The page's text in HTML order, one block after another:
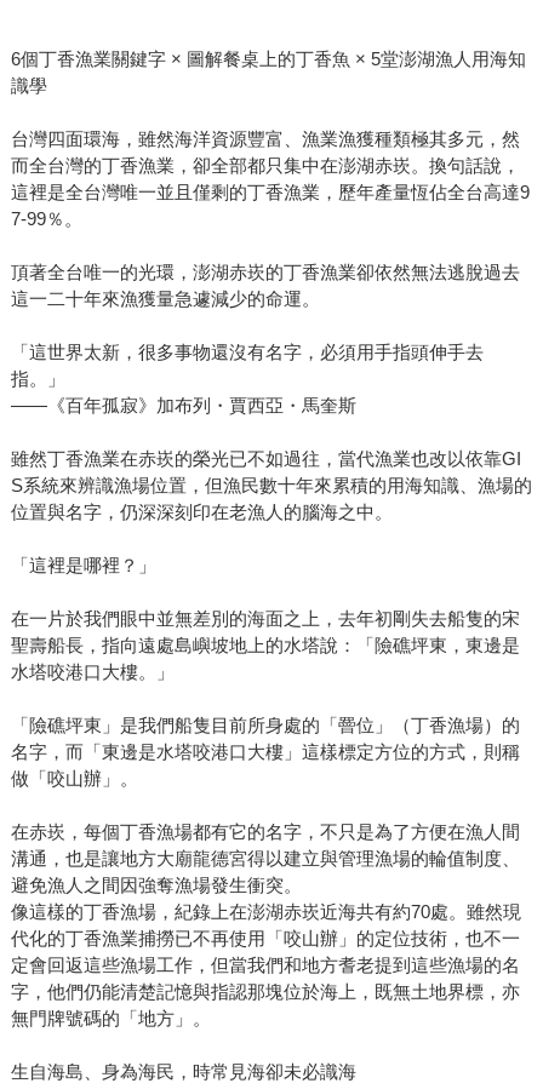
6個丁香漁業關鍵字 × 圖解餐桌上的丁香魚 × 5堂澎湖漁人用海知
識學
台灣四面環海，雖然海洋資源豐富、漁業漁獲種類極其多元，然
而全台灣的丁香漁業，卻全部都只集中在澎湖赤崁。換句話說，
這裡是全台灣唯一並且僅剩的丁香漁業，歷年產量恆佔全台高達9
7-99％。
頂著全台唯一的光環，澎湖赤崁的丁香漁業卻依然無法逃脫過去
這一二十年來漁獲量急遽減少的命運。
「這世界太新，很多事物還沒有名字，必須用手指頭伸手去
指。」
——《百年孤寂》加布列・賈西亞・馬奎斯
雖然丁香漁業在赤崁的榮光已不如過往，當代漁業也改以依靠GI
S系統來辨識漁場位置，但漁民數十年來累積的用海知識、漁場的
位置與名字，仍深深刻印在老漁人的腦海之中。
「這裡是哪裡？」
在一片於我們眼中並無差別的海面之上，去年初剛失去船隻的宋
聖壽船長，指向遠處島嶼坡地上的水塔說：「險礁坪東，東邊是
水塔咬港口大樓。」
「險礁坪東」是我們船隻目前所身處的「罾位」（丁香漁場）的
名字，而「東邊是水塔咬港口大樓」這樣標定方位的方式，則稱
做「咬山辦」。
在赤崁，每個丁香漁場都有它的名字，不只是為了方便在漁人間
溝通，也是讓地方大廟龍德宮得以建立與管理漁場的輪值制度、
避免漁人之間因強奪漁場發生衝突。
像這樣的丁香漁場，紀錄上在澎湖赤崁近海共有約70處。雖然現
代化的丁香漁業捕撈已不再使用「咬山辦」的定位技術，也不一
定會回返這些漁場工作，但當我們和地方耆老提到這些漁場的名
字，他們仍能清楚記憶與指認那塊位於海上，既無土地界標，亦
無門牌號碼的「地方」。
生自海島、身為海民，時常見海卻未必識海